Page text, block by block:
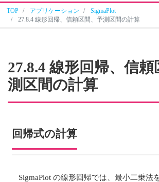
TOP アプリケーション
SigmaPlot
27.8.4 線形回帰、信頼区間、予測区間の計算
27.8.4 線形回帰、信
測区間の計算
回帰式の計算
SigmaPlot の線形回帰では、最小二乗法